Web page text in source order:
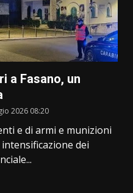
a Fasano, un
2026 08:20
e di armi e munizioni
intensificazione dei